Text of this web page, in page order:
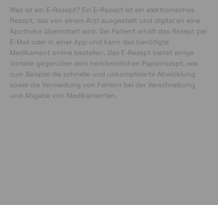
Was ist ein E-Rezept? Ein E-Rezept ist ein elektronisches
Rezept, das von einem Arzt ausgestellt und digital an eine
Apotheke übermittelt wird. Der Patient erhält das Rezept per
E-Mail oder in einer App und kann das benötigte
Medikament online bestellen. Das E-Rezept bietet einige
Vorteile gegenüber dem herkömmlichen Papierrezept, wie
zum Beispiel die schnelle und unkomplizierte Abwicklung
sowie die Vermeidung von Fehlern bei der Verschreibung
und Abgabe von Medikamenten.